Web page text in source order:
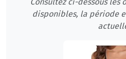
disponibles, la période